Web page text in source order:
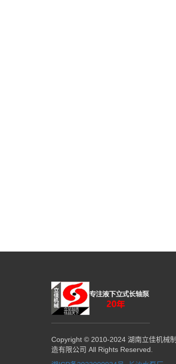
Copyright © 2010-2024 湖南立佳机械制
造有限公司 All Rights Reserved.